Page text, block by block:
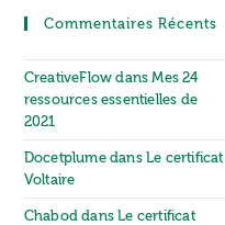
Commentaires Récents
CreativeFlow dansMes 24
ressources essentielles de
2021
Docetplumedans Le certificat
Voltaire
ChaboddansLe certificat